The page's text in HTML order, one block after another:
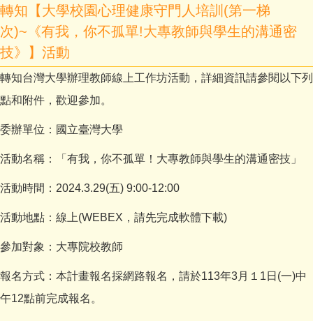
轉知【大學校園心理健康守門人培訓(第一梯
次)~《有我，你不孤單!大專教師與學生的溝通密
技》】活動
轉知台灣大學辦理教師線上工作坊活動，詳細資訊請參閱以下列
點和附件，歡迎參加。
委辦單位：國立臺灣大學
活動名稱：「有我，你不孤單！大專教師與學生的溝通密技」
活動時間：2024.3.29(五) 9:00-12:00
活動地點：線上(WEBEX，請先完成軟體下載)
參加對象：大專院校教師
報名方式：本計畫報名採網路報名，請於113年3月１1日(一)中
午12點前完成報名。